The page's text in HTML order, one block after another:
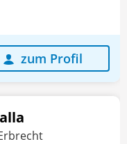
zum Profil